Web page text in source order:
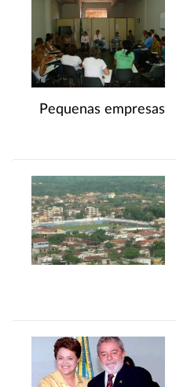
Pequenas empresas